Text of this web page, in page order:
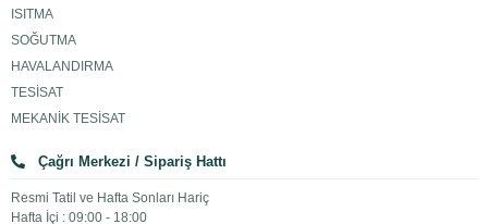
ISITMA
SOĞUTMA
HAVALANDIRMA
TESİSAT
MEKANİK TESİSAT
Çağrı Merkezi / Sipariş Hattı
Resmi Tatil ve Hafta Sonları Hariç
Hafta İçi : 09:00 - 18:00